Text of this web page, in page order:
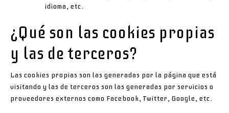
idioma, etc.
¿Qué son las cookies propias
y las de terceros?
Las cookies propias son las generadas por la página que está
visitando y las de terceros son las generadas por servicios o
proveedores externos como Facebook, Twitter, Google, etc.